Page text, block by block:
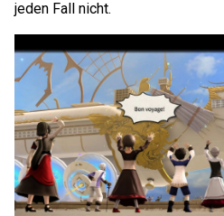
jeden Fall nicht.